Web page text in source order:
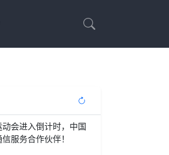
会进入倒计时，中国
服务合作伙伴！